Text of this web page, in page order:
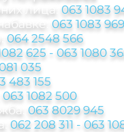
лица: 063 1083
063 1083 969
064 2548 566
625 - 063 1080
035
483 155
063 1082 500
063 8029 945
062 208 311 - 063